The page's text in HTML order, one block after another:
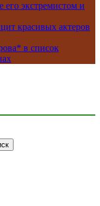
его экстремистом и
красивых актеров
в список